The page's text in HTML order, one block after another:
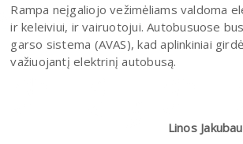
Rampa neįgaliojo vežimėliams valdoma
ir keleiviui, ir vairuotojui. Autobusuose
garso sistema (AVAS), kad aplinkiniai
važiuojantį elektrinį autobusą.
Linos